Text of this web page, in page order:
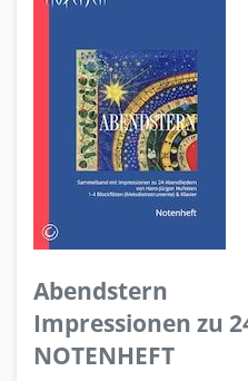
Abendstern
Impressionen zu
NOTENHEFT